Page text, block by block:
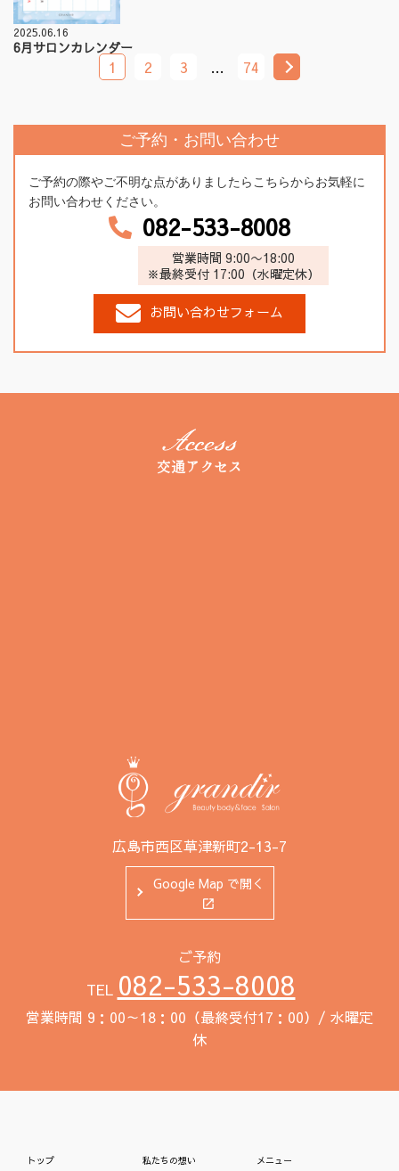
2025.06.16
6月サロンカレンダー
1 2 3 … 74
ご予約・お問い合わせ
ご予約の際やご不明な点がありましたらこちらからお気軽に
お問い合わせください。
082-533-8008
営業時間 9:00〜18:00
※最終受付 17:00（水曜定休）
お問い合わせフォーム
交通アクセス
広島市西区草津新町2-13-7
Google Map で開く
ご予約
TEL 082-533-8008
営業時間 9：00～18：00（最終受付17：00）/ 水曜定
休
トップ 私たちの想い メニュー